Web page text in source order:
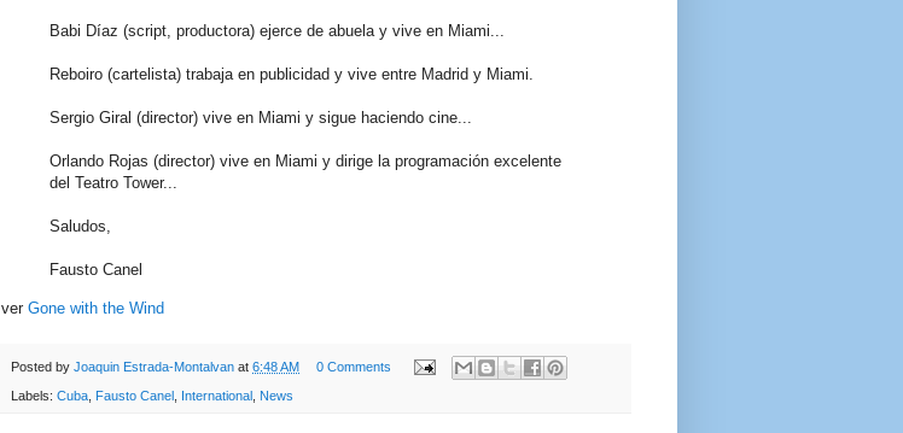
Babi Díaz (script, productora) ejerce de abuela y vive en Miami...
Reboiro (cartelista) trabaja en publicidad y vive entre Madrid y Miami.
Sergio Giral (director) vive en Miami y sigue haciendo cine...
Orlando Rojas (director) vive en Miami y dirige la programación excelente
del Teatro Tower...
Saludos,
Fausto Canel
ver Gone with the Wind
Posted by Joaquin Estrada-Montalvan at 6:48 AM 0 Comments
Labels: Cuba Fausto Canel International News